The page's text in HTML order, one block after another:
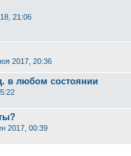
21:06
2017, 20:36
в любом состоянии
2017, 00:39